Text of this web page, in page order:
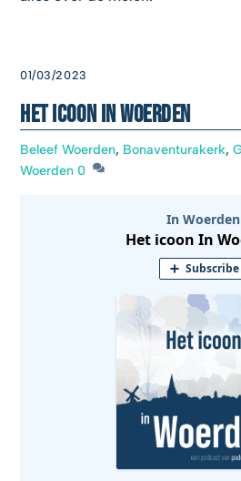
01/03/2023
Het icoon In Woerden
Beleef Woerden, Bonaventurakerk,
Woerden 0